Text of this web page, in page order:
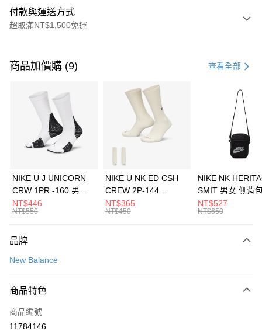
付款與運送方式
超取滿NT$1,500免運
信用卡一次付款
3 期 0 利率 每期 21家銀行
合作金庫商業銀行
第一商業銀行
華南商業銀行
彰化商業銀行
上海商業儲蓄銀行
元大商業銀行
台灣樂天信用卡公司
Apple Pay
全盈+PAY
AFTEE先享後付
【關於「AFTEE先享後付」】
便利好安心！
３．安心：先確認商品／服務後，再付款。
【「AFTEE先享後付」結帳流程】
１．於結帳方式選擇「AFTEE先享後付」後，將跳轉至「AFTEE先享後付」
運送方式
每筆NT$100，滿NT$1,500(含以上)免運費
宅配
每筆NT$100，滿NT$1,500(含以上)免運費
商品加價購 (9) 查看全部
NIKE U J UNICORN
CRW 1PR -160 男女
中統襪 FZ3393100
NT$446
NT$550
NIKE U NK ED CSH
CREW 2P-144
EMBRDY 男女 短統襪
FZ3073133
NT$365
NT$450
NIKE NK
SMIT 男女 側背
BA5871010
NT$527
NT$650
品牌
New Balance
商品特色
商品編號
11784146